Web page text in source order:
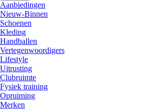
Aanbiedingen
Nieuw-Binnen
Schoenen
Kleding
Handballen
Vertegenwoordigers
Lifestyle
Uitrusting
Clubruimte
Fysiek training
Opruiming
Merken